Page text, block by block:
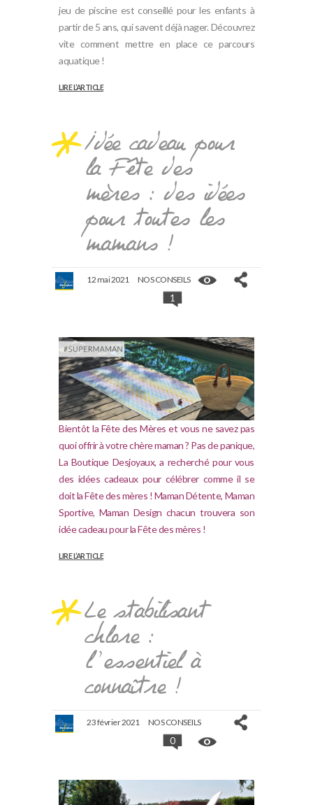
jeu de piscine est conseillé pour les enfants à
partir de 5 ans, qui savent déjà nager. Découvrez
vite comment mettre en place ce parcours
aquatique !
LIRE L’ARTICLE
Idée cadeau pour
la Fête des
mères : des idées
pour toutes les
mamans !
12 mai 2021 NOS CONSEILS
1
Bientôt la Fête des Mères et vous ne savez pas
quoi offrir à votre chère maman ? Pas de panique,
La Boutique Desjoyaux, a recherché pour vous
des idées cadeaux pour célébrer comme il se
doit la Fête des mères ! Maman Détente, Maman
Sportive, Maman Design chacun trouvera son
idée cadeau pour la Fête des mères !
LIRE L’ARTICLE
Le stabilisant
chlore :
l’essentiel à
connaître !
23 février 2021 NOS CONSEILS
0